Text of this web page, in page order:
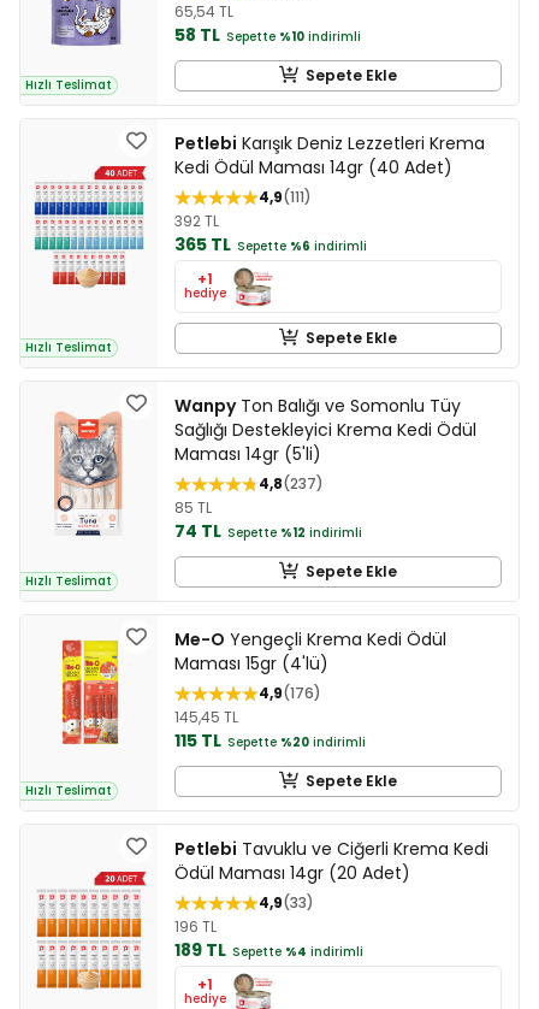
Hızlı Teslimat
65,54 TL
58 TL Sepette %10 indirimli
Sepete Ekle
Hızlı Teslimat
Petlebi Karışık Deniz Lezzetleri Krema
Kedi Ödül Maması 14gr (40 Adet)
4,9 111
392 TL
365 TL Sepette %6 indirimli
+1
hediye
Sepete Ekle
Hızlı Teslimat
WanpyTon Balığı ve Somonlu Tüy
Sağlığı Destekleyici Krema Kedi Ödül
Maması 14gr (5'li)
4,8 237
85 TL
74 TL Sepette %12 indirimli
Sepete Ekle
Hızlı Teslimat
Me-O Yengeçli Krema Kedi Ödül
Maması 15gr (4'lü)
4,9 176
145,45 TL
115 TL Sepette %20 indirimli
Sepete Ekle
Petlebi Tavuklu ve Ciğerli Krema Kedi
Ödül Maması 14gr (20 Adet)
4,9 33
196 TL
189 TL Sepette %4 indirimli
+1
hediye